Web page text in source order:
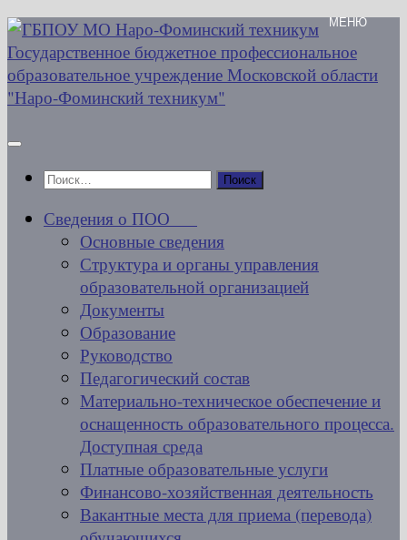
Перейти
к
содержимому
Найти:
Сведения о ПОО
Основные сведения
Структура и органы управления
образовательной организацией
Документы
Образование
Руководство
Педагогический состав
Материально-техническое обеспечение и
оснащенность образовательного процесса.
Доступная среда
Платные образовательные услуги
Финансово-хозяйственная деятельность
Вакантные места для приема (перевода)